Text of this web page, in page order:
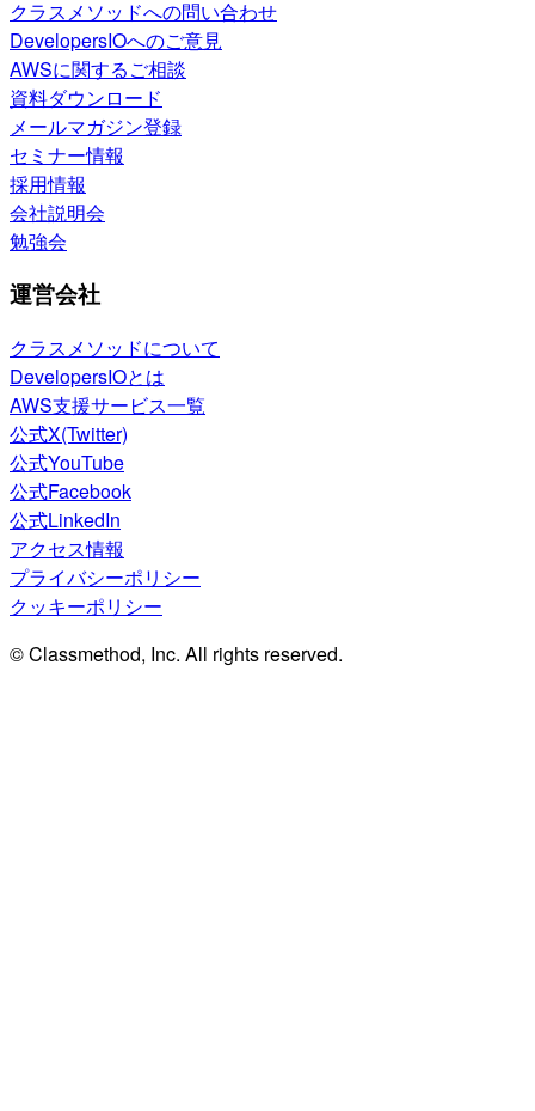
クラスメソッドへの問い合わせ
DevelopersIOへのご意見
AWSに関するご相談
資料ダウンロード
メールマガジン登録
セミナー情報
採用情報
会社説明会
勉強会
運営会社
クラスメソッドについて
DevelopersIOとは
AWS支援サービス一覧
公式X(Twitter)
公式YouTube
公式Facebook
公式LinkedIn
アクセス情報
プライバシーポリシー
クッキーポリシー
© Classmethod, Inc. All rights reserved.